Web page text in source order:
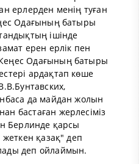
ерлерден менің туған
Одағының батыры
ішінде
ерен ерлік пен
Одағының батыры
ардақтап көше
да майдан жолын
бастаған жерлесіміз
Берлинде қарсы
жеткен қазақ" деп
деп ойлаймын.